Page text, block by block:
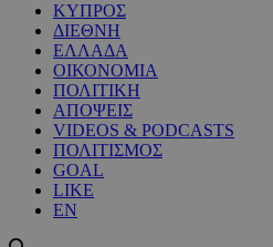
ΚΥΠΡΟΣ
ΔΙΕΘΝΗ
ΕΛΛΑΔΑ
ΟΙΚΟΝΟΜΙΑ
ΠΟΛΙΤΙΚΗ
ΑΠΟΨΕΙΣ
VIDEOS & PODCASTS
ΠΟΛΙΤΙΣΜΟΣ
GOAL
LIKE
EN